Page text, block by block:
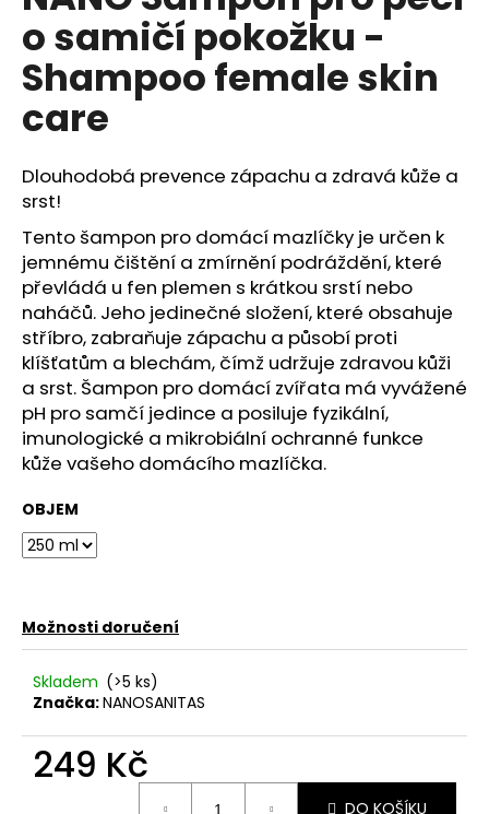
z
5
hvězdiček.
o samičí pokožku -
Shampoo female skin
care
Dlouhodobá prevence zápachu a zdravá kůže a
srst!
Tento šampon pro domácí mazlíčky je určen k
jemnému čištění a zmírnění podráždění, které
převládá u fen plemen s krátkou srstí nebo
naháčů. Jeho jedinečné složení, které obsahuje
stříbro, zabraňuje zápachu a působí proti
klíšťatům a blechám, čímž udržuje zdravou kůži
a srst. Šampon pro domácí zvířata má vyvážené
pH pro samčí jedince a posiluje fyzikální,
imunologické a mikrobiální ochranné funkce
kůže vašeho domácího mazlíčka.
OBJEM
Možnosti doručení
Skladem (>5 ks)
Značka:NANOSANITAS
249 Kč
DO KOŠÍKU
a
j
í
t
?
HLEDAT
D
o
p
o
r
u
u
j
e
HYDRA
ROZČESÁVACÍ
SPREJ
240
ML.
HYDRA